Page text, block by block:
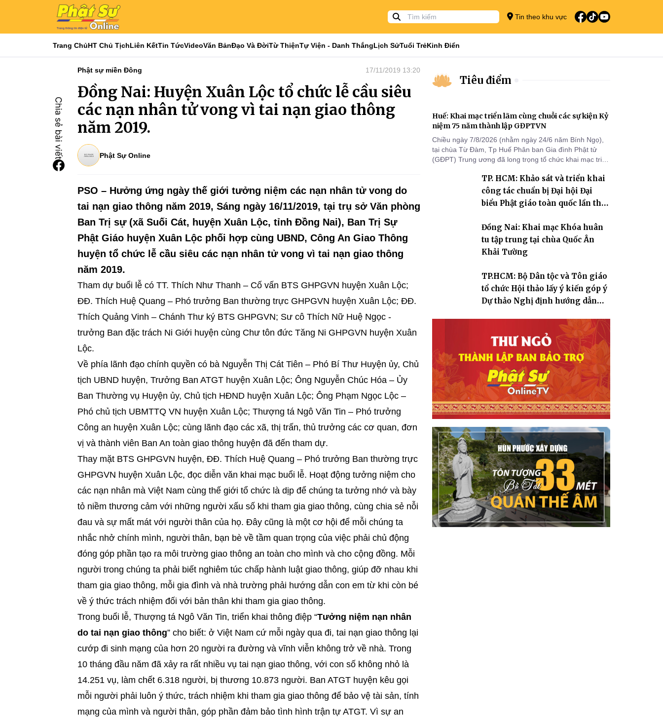
Tin theo khu vực
Trang ChủHT Chủ TịchLiên KếtTin TứcVideoVăn BảnĐạo Và ĐờiTừ ThiệnTự Viện - Danh ThắngLịch SửTuổi TrẻKinh Điển
Phật sự miền Đông 17/11/2019 13:20
Đồng Nai: Huyện Xuân Lộc tổ chức lễ cầu siêu
các nạn nhân tử vong vì tai nạn giao thông
năm 2019.
Phật Sự Online
PSO – Hưởng ứng ngày thế giới tưởng niệm các nạn nhân tử vong do
tai nạn giao thông năm 2019, Sáng ngày 16/11/2019, tại trụ sở Văn phòng
Ban Trị sự (xã Suối Cát, huyện Xuân Lộc, tỉnh Đồng Nai), Ban Trị Sự
Phật Giáo huyện Xuân Lộc phối hợp cùng UBND, Công An Giao Thông
huyện tổ chức lễ cầu siêu các nạn nhân tử vong vì tai nạn giao thông
năm 2019.
Tham dự buổi lễ có TT. Thích Như Thanh – Cố vấn BTS GHPGVN huyện Xuân Lộc;
ĐĐ. Thích Huệ Quang – Phó trưởng Ban thường trực GHPGVN huyện Xuân Lộc; ĐĐ.
Thích Quảng Vinh – Chánh Thư ký BTS GHPGVN; Sư cô Thích Nữ Huệ Ngọc -
trưởng Ban đặc trách Ni Giới huyện cùng Chư tôn đức Tăng Ni GHPGVN huyện Xuân
Lộc.
Về phía lãnh đạo chính quyền có bà Nguyễn Thị Cát Tiên – Phó Bí Thư Huyện ủy, Chủ
tịch UBND huyện, Trưởng Ban ATGT huyện Xuân Lộc; Ông Nguyễn Chúc Hóa – Ủy
Ban Thường vụ Huyện ủy, Chủ tịch HĐND huyện Xuân Lộc; Ông Phạm Ngọc Lộc –
Phó chủ tịch UBMTTQ VN huyện Xuân Lộc; Thượng tá Ngô Văn Tin – Phó trưởng
Công an huyện Xuân Lộc; cùng lãnh đạo các xã, thị trấn, thủ trưởng các cơ quan, đơn
vị và thành viên Ban An toàn giao thông huyện đã đến tham dự.
Thay mặt BTS GHPGVN huyện, ĐĐ. Thích Huệ Quang – Phó trưởng Ban thường trực
GHPGVN huyện Xuân Lộc, đọc diễn văn khai mạc buổi lễ. Hoạt động tưởng niệm cho
các nạn nhân mà Việt Nam cùng thế giới tổ chức là dịp để chúng ta tưởng nhớ và bày
tỏ niềm thương cảm với những người xấu số khi tham gia giao thông, cùng chia sẻ nỗi
đau và sự mất mát với người thân của họ. Đây cũng là một cơ hội để mỗi chúng ta
nhắc nhở chính mình, người thân, bạn bè về tầm quan trọng của việc phải chủ động
đóng góp phần tạo ra môi trường giao thông an toàn cho mình và cho cộng đồng. Mỗi
người trong chúng ta phải biết nghiêm túc chấp hành luật giao thông, giúp đỡ nhau khi
tham gia giao thông, mỗi gia đình và nhà trường phải hướng dẫn con em từ khi còn bé
về ý thức trách nhiệm đối với bản thân khi tham gia giao thông.
Trong buổi lễ, Thượng tá Ngô Văn Tin, triển khai thông điệp “Tưởng niệm nạn nhân
do tai nạn giao thông” cho biết: ở Việt Nam cứ mỗi ngày qua đi, tai nạn giao thông lại
cướp đi sinh mạng của hơn 20 người ra đường và vĩnh viễn không trở về nhà. Trong
10 tháng đầu năm đã xảy ra rất nhiều vụ tai nạn giao thông, với con số không nhỏ là
14.251 vụ, làm chết 6.318 người, bị thương 10.873 người. Ban ATGT huyện kêu gọi
mỗi người phải luôn ý thức, trách nhiệm khi tham gia giao thông để bảo vệ tài sản, tính
mạng của mình và người thân, góp phần đảm bảo tình hình trận tự ATGT. Vì sự an
Tiêu điểm
Huế: Khai mạc triển lãm cùng chuỗi các sự kiện Kỷ
niệm 75 năm thành lập GĐPTVN
Chiều ngày 7/8/2026 (nhằm ngày 24/6 năm Bính Ngọ),
tại chùa Từ Đàm, Tp Huế Phân ban Gia đình Phật tử
(GĐPT) Trung ương đã long trọng tổ chức khai mạc triển
thành lập GĐPTVN.TP. HCM: Khảo sát và triển khai
công tác chuẩn bị Đại hội Đại
biểu Phật giáo toàn quốc lần thứ
Đồng Nai: Khai mạc Khóa huân
tu tập trung tại chùa Quốc Ân
Khải Tường
TP.HCM: Bộ Dân tộc và Tôn giáo
tổ chức Hội thảo lấy ý kiến góp ý
Dự thảo Nghị định hướng dẫn